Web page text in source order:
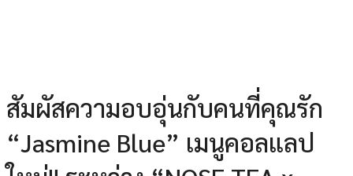
สัมผัสความอบอุ่นกับคนที่คุณรัก
“Jasmine Blue” เมนูคอลแลป